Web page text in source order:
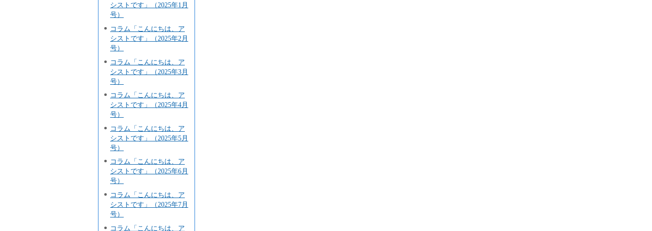
シストです」（2025年1月
号）
コラム「こんにちは、ア
シストです」（2025年2月
号）
コラム「こんにちは、ア
シストです」（2025年3月
号）
コラム「こんにちは、ア
シストです」（2025年4月
号）
コラム「こんにちは、ア
シストです」（2025年5月
号）
コラム「こんにちは、ア
シストです」（2025年6月
号）
コラム「こんにちは、ア
シストです」（2025年7月
号）
コラム「こんにちは、ア